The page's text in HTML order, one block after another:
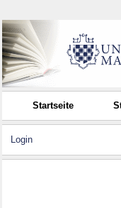
Startseite
Login